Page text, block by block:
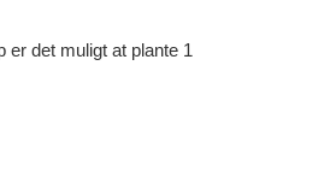
det muligt at plante 1